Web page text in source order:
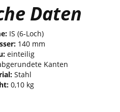
Daten
IS (6-Loch)
140 mm
einteilig
Kanten
Stahl
0,10 kg